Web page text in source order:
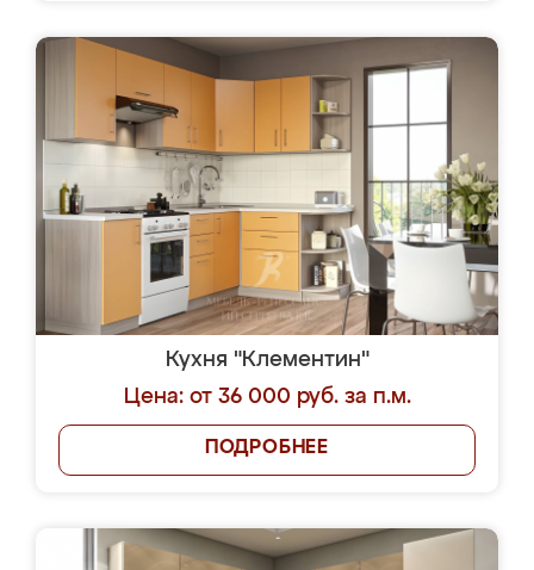
Кухня "Клементин"
Цена: от 36 000 руб. за п.м.
ПОДРОБНЕЕ